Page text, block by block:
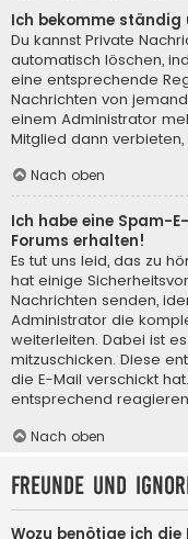
Ich bekomme ständig
Du kannst Private
automatisch löschen,
eine entsprechende
Nachrichten von
einem Administrator
Mitglied dann
Nach oben
Ich habe eine Spam-
Forums erhalten!
Es tut uns leid, das zu
hat einige
Nachrichten senden,
Administrator die
weiterleiten. Dabei ist
mitzuschicken. Diese
die E-Mail verschickt
entsprechend
Nach oben
Freunde und
Wozu benötige ich